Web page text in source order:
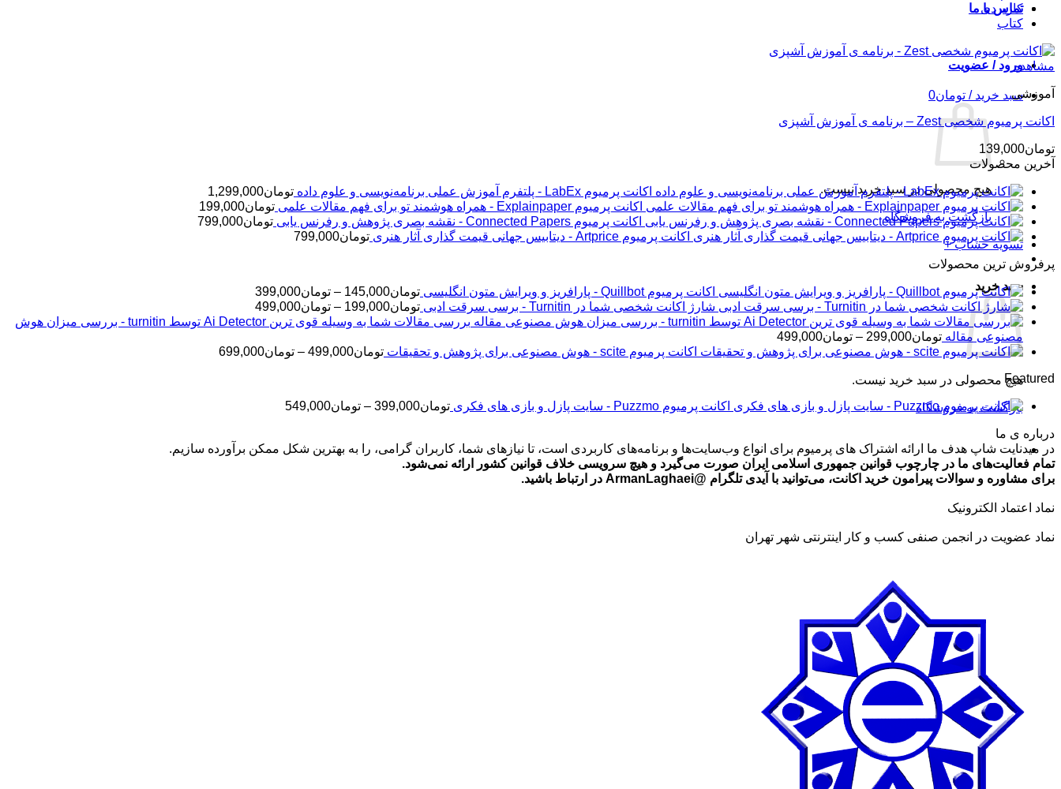
تماس با ما
ورود / عضویت
سبد خرید / تومان0
هیچ محصولی در سبد خرید نیست.
بازگشت به فروشگاه
تسویه حساب +
سبد خرید
هیچ محصولی در سبد خرید نیست.
بازگشت به فروشگاه
کاربردی
کتاب
مشاهده
آموزشی
اکانت پرمیوم شخصی Zest – برنامه ی آموزش آشپزی
تومان139,000
آخرین محصولات
اکانت پرمیوم LabEx - پلتفرم آموزش عملی برنامه‌نویسی و علوم داده تومان1,299,000
اکانت پرمیوم Explainpaper - همراه هوشمند تو برای فهم مقالات علمی
تومان199,000
اکانت پرمیوم Connected Papers - نقشه بصری پژوهش و رفرنس یابی
تومان799,000
اکانت پرمیوم Artprice - دیتابیس جهانی قیمت ‌گذاری آثار هنری
تومان799,000
پرفروش ترین محصولات
اکانت پرمیوم Quillbot - پارافریز و ویرایش متون انگلیسی تومان145,000
– تومان399,000محدوده
قیمت:
تومان145,000
تومان399,000
شارژ اکانت شخصی شما در Turnitin - برسی سرقت ادبی تومان199,000
– تومان499,000محدوده
قیمت:
تا
بررسی مقالات شما به وسیله قوی ترین Ai Detector توسط turnitin - بررسی میزان هوش
مصنوعی مقاله تومان299,000
– تومان499,000محدوده
قیمت:
اکانت پرمیوم scite - هوش مصنوعی برای پژوهش و تحقیقات تومان499,000
– تومان699,000محدوده
Featured
اکانت پرمیوم Puzzmo - سایت پازل و بازی های فکری تومان399,000
– تومان549,000
تا
درباره ی ما
در میدنایت شاپ هدف ما ارائه اشتراک های پرمیوم برای انواع وب‌سایت‌ها و برنامه‌های کاربردی است، تا نیازهای شما، کاربران گرامی، را به بهترین شکل ممکن برآورده سازیم.
تمام فعالیت‌های ما در چارچوب قوانین جمهوری اسلامی ایران صورت می‌گیرد و هیچ سرویسی خلاف قوانین کشور ارائه نمی‌شود.
برای مشاوره و سوالات پیرامون خرید اکانت، می‌توانید با آیدی تلگرام @ArmanLaghaei در ارتباط باشید.
نماد اعتماد الکترونیک
نماد عضویت در انجمن صنفی کسب و کار اینترنتی شهر تهران